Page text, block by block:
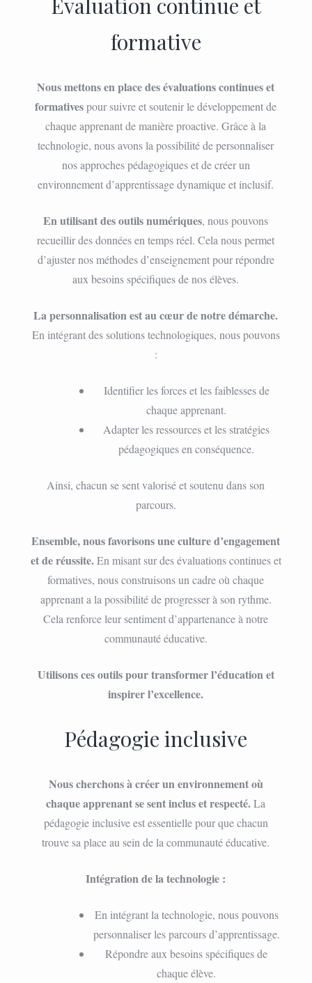
Évaluation continue et
formative
Nous mettons en place des évaluations continues et
formativespour suivre et soutenir le développement de
chaque apprenant de manière proactive. Grâce à la
technologie, nous avons la possibilité de personnaliser
nos approches pédagogiques et de créer un
environnement d’apprentissage dynamique et inclusif.
En utilisant des outils numériques, nous pouvons
recueillir des données en temps réel. Cela nous permet
d’ajuster nos méthodes d’enseignement pour répondre
aux besoins spécifiques de nos élèves.
La personnalisation est au cœur de notre démarche.
En intégrant des solutions technologiques, nous pouvons
:
Identifier les forces et les faiblesses de
chaque apprenant.
Adapter les ressources et les stratégies
pédagogiques en conséquence.
Ainsi, chacun se sent valorisé et soutenu dans son
parcours.
Ensemble, nous favorisons une culture d’engagement
et de réussite.En misant sur des évaluations continues et
formatives, nous construisons un cadre où chaque
apprenant a la possibilité de progresser à son rythme.
Cela renforce leur sentiment d’appartenance à notre
communauté éducative.
Utilisons ces outils pour transformer l’éducation et
inspirer l’excellence.
Pédagogie inclusive
Nous cherchons à créer un environnement où
chaque apprenant se sent inclus et respecté.La
pédagogie inclusive est essentielle pour que chacun
trouve sa place au sein de la communauté éducative.
Intégration de la technologie :
En intégrant la technologie, nous pouvons
personnaliser les parcours d’apprentissage.
Répondre aux besoins spécifiques de
chaque élève.